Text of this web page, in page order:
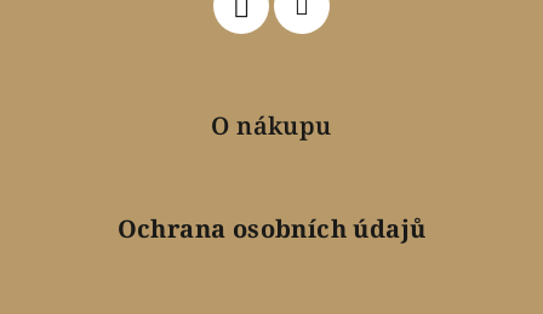
O nákupu
Ochrana osobních údajů